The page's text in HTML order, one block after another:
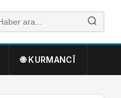
🌐 KURMANCÎ